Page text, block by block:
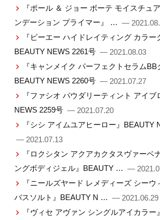
『ポール ＆ ジョー ボーテ モイスチュ
ンデーション プライマー』 … —
『ビーエー ハイドレイティング カラー
BEAUTY NEWS 2261号 — 2021.08.03
『キャンメイク パーフェクトセラムBB
BEAUTY NEWS 2260号 — 2021.07.27
『ファシオ パウダリーティント アイ
NEWS 2259号 — 2021.07.20
『シシ アイムユアヒーロー』BEAUTY
— 2021.07.13
『ロクシタン アクアカクタスヴァーベ
ングボディジェル』BEAUTY … —
『ニールズヤード レメディーズ シーウ
バスソルト』BEAUTY N … — 2021.06.29
『ヴィセ アヴァン シングルアイカラー